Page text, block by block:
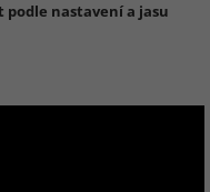
podle nastavení a jasu